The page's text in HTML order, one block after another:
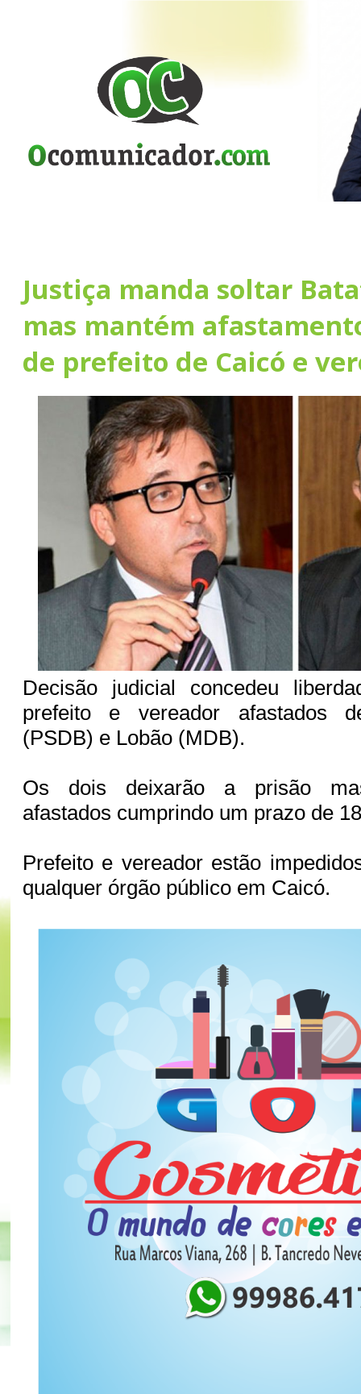
Justiça manda soltar
mas mantém
de prefeito de Caicó e
Decisão judicial concedeu
prefeito e vereador afastados
(PSDB) e Lobão (MDB).
Os dois deixarão a prisão
afastados cumprindo um prazo de
Prefeito e vereador estão
qualquer órgão público em Caicó.